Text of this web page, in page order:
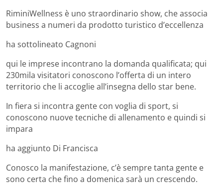
RiminiWellness è uno straordinario show, che associa
business a numeri da prodotto turistico d’eccellenza
ha sottolineato Cagnoni
qui le imprese incontrano la domanda qualificata; qui
230mila visitatori conoscono l’offerta di un intero
territorio che li accoglie all’insegna dello star bene.
In fiera si incontra gente con voglia di sport, si
conoscono nuove tecniche di allenamento e quindi si
impara
ha aggiunto Di Francisca
Conosco la manifestazione, c’è sempre tanta gente e
sono certa che fino a domenica sarà un crescendo.